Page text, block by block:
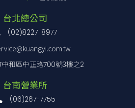
台北總公司
(02)8227-8977
中和區中正路700號3樓之2
台南營業所
(06)267-7755